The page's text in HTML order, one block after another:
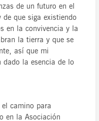
de un futuro en el
que siga existiendo
en la convivencia y la
la tierra y que se
así que mi
dado la esencia de lo
camino para
en la Asociación